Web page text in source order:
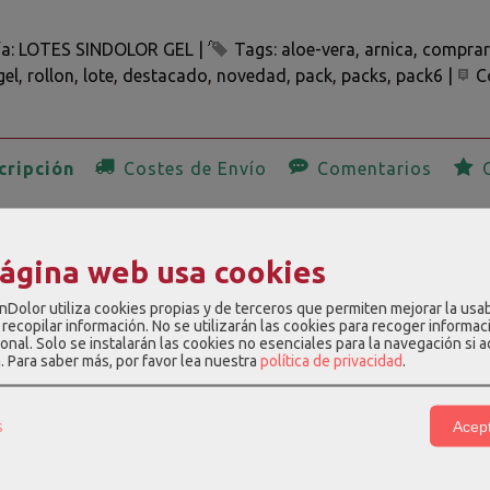
LOTES SINDOLOR GEL Tags: aloe-vera arnica
rollon lote destacado novedad pack packs pack6
Costes de Envío Comentarios
6 Gel SinDolor es un kit de geles especialmente
Este pack incluye 3 unidades de Gel SinDolor Rollon y 3
con ingredientes naturales como Aloe Vera, Árnica,
el enlace del producto para ver las características y
GEL ROLLON3 unidades
SPORT FORTE II3 unidades
web usa cookies
utiliza cookies propias y de terceros que permiten mejorar la
información. No se utilizarán las cookies para recoger
Solo se instalarán las cookies no esenciales para la navegación si
Para saber más, por favor lea nuestra política de privacidad.